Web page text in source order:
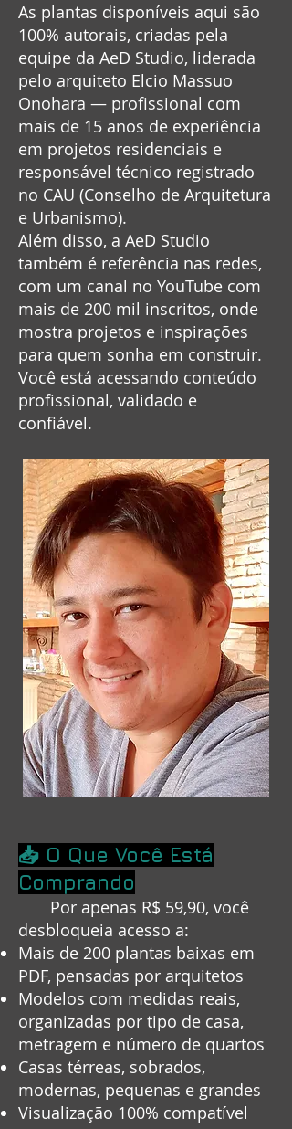
As plantas disponíveis aqui são
100% autorais, criadas pela
equipe da AeD Studio, liderada
pelo arquiteto Elcio Massuo
Onohara — profissional com
mais de 15 anos de experiência
em projetos residenciais e
responsável técnico registrado
no CAU (Conselho de Arquitetura
e Urbanismo).
Além disso, a AeD Studio
também é referência nas redes,
com um canal no YouTube com
mais de 200 mil inscritos, onde
mostra projetos e inspirações
para quem sonha em construir.
Você está acessando conteúdo
profissional, validado e
confiável.
📥 O Que Você Está
Comprando
Por apenas R$ 59,90, você
desbloqueia acesso a:
Mais de 200 plantas baixas em
PDF, pensadas por arquitetos
Modelos com medidas reais,
organizadas por tipo de casa,
metragem e número de quartos
Casas térreas, sobrados,
modernas, pequenas e grandes
Visualização 100% compatível